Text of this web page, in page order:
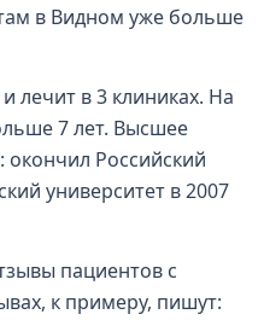
в Видном уже больше
лечит в 3 клиниках. На
7 лет. Высшее
Российский
университет в 2007
пациентов с
к примеру, пишут: